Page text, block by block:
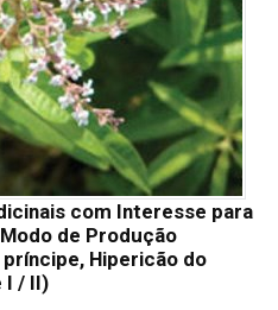
com Interesse para
de Produção
Hipericão do
I / II)